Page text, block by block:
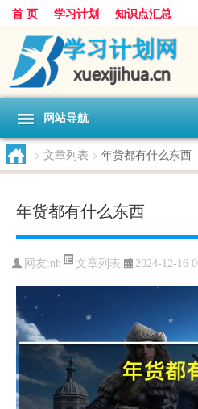
首 页 学习计划 知识点汇总
网站导航
> 文章列表 > 年货都有什么东西
年货都有什么东西
网友:nh 文章列表 2024-12-16